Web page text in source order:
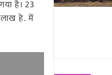
है। 23
हे. में